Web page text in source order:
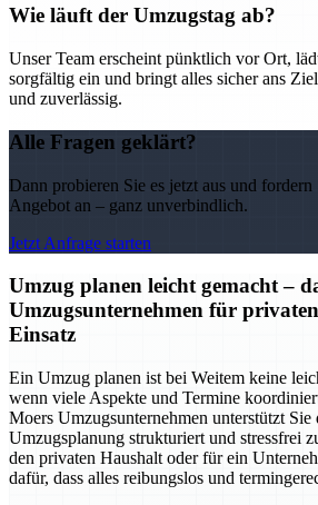
Wie läuft der Umzugstag ab?
Unser Team erscheint pünktlich vor Ort,
sorgfältig ein und bringt alles sicher ans
und zuverlässig.
Alle Fragen geklärt?
Dann probieren Sie es jetzt aus und
Angebot an – ganz unverbindlich.
Jetzt Anfrage starten
Umzug planen leicht gemacht –
Umzugsunternehmen für
Einsatz
Ein Umzug planen ist bei Weitem keine
wenn viele Aspekte und Termine
Moers Umzugsunternehmen unterstützt Sie
Umzugsplanung strukturiert und stressfrei
den privaten Haushalt oder für ein
dafür, dass alles reibungslos und